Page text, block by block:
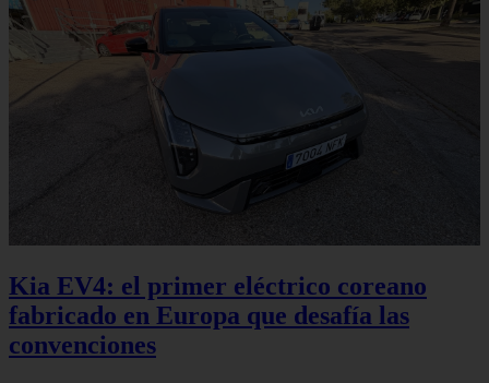
Kia EV4: el primer eléctrico coreano
fabricado en Europa que desafía las
convenciones